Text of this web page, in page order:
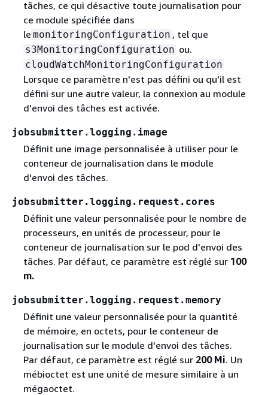
tâches, ce qui désactive toute journalisation pour
ce module spécifiée dans
le monitoringConfiguration , tel que
s3MonitoringConfiguration ou.
cloudWatchMonitoringConfiguration
Lorsque ce paramètre n'est pas défini ou qu'il est
défini sur une autre valeur, la connexion au module
d'envoi des tâches est activée.
jobsubmitter.logging.image
Définit une image personnalisée à utiliser pour le
conteneur de journalisation dans le module
d'envoi des tâches.
jobsubmitter.logging.request.cores
Définit une valeur personnalisée pour le nombre de
processeurs, en unités de processeur, pour le
conteneur de journalisation sur le pod d'envoi des
tâches. Par défaut, ce paramètre est réglé sur 100
m.
jobsubmitter.logging.request.memory
Définit une valeur personnalisée pour la quantité
de mémoire, en octets, pour le conteneur de
journalisation sur le module d'envoi des tâches.
Par défaut, ce paramètre est réglé sur 200 Mi. Un
mébioctet est une unité de mesure similaire à un
mégaoctet.